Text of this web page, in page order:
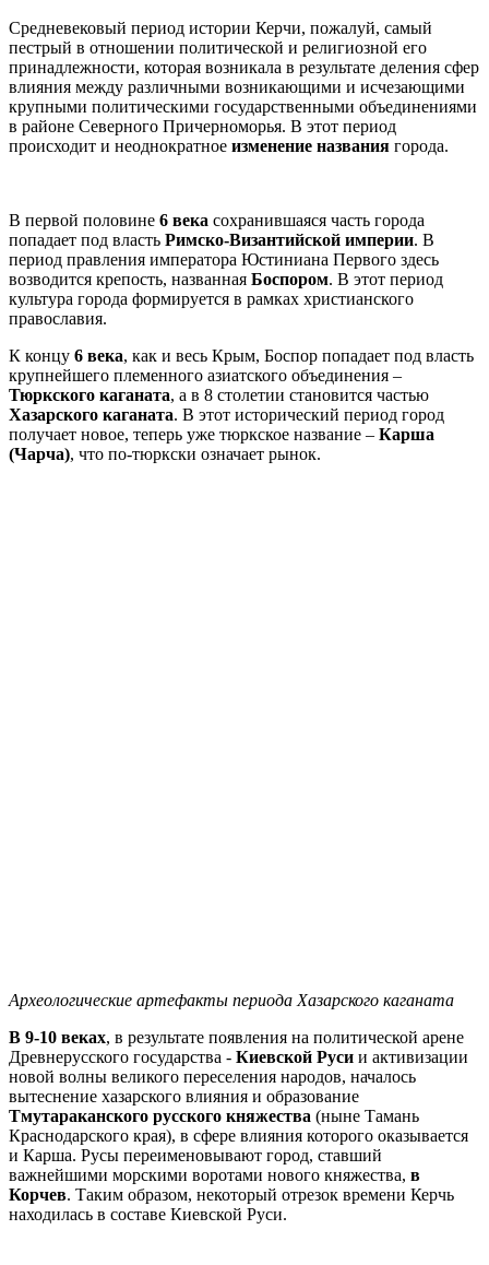
Средневековый период истории Керчи, пожалуй, самый
пестрый в отношении политической и религиозной его
принадлежности, которая возникала в результате деления сфер
влияния между различными возникающими и исчезающими
крупными политическими государственными объединениями
в районе Северного Причерноморья. В этот период
происходит и неоднократное изменение названия города.
В первой половине 6 века сохранившаяся часть города
попадает под власть Римско-Византийской империи. В
период правления императора Юстиниана Первого здесь
возводится крепость, названная Боспором. В этот период
культура города формируется в рамках христианского
православия.
К концу 6 века, как и весь Крым, Боспор попадает под власть
крупнейшего племенного азиатского объединения –
Тюркского каганата, а в 8 столетии становится частью
Хазарского каганата. В этот исторический период город
получает новое, теперь уже тюркское название – Карша
(Чарча), что по-тюркски означает рынок.
Археологические артефакты периода Хазарского каганата
В 9-10 веках, в результате появления на политической арене
Древнерусского государства - Киевской Руси и активизации
новой волны великого переселения народов, началось
вытеснение хазарского влияния и образование
Тмутараканского русского княжества (ныне Тамань
Краснодарского края), в сфере влияния которого оказывается
и Карша. Русы переименовывают город, ставший
важнейшими морскими воротами нового княжества, в
Корчев. Таким образом, некоторый отрезок времени Керчь
находилась в составе Киевской Руси.